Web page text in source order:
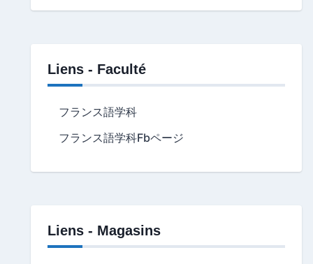
Liens - Faculté
フランス語学科
フランス語学科Fbページ
Liens - Magasins